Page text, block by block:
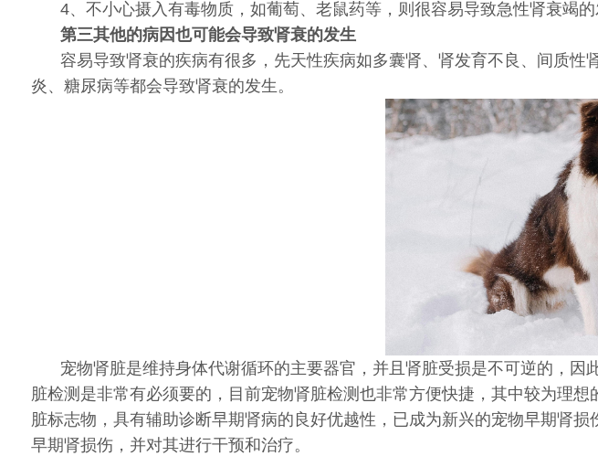
4、不小心摄入有毒物质，如葡萄、老鼠药等，则很容易导致急性肾衰竭的
第三其他的病因也可能会导致肾衰的发生
容易导致肾衰的疾病有很多，先天性疾病如多囊肾、肾发育不良、间质
炎、糖尿病等都会导致肾衰的发生。
宠物肾脏是维持身体代谢循环的主要器官，并且肾脏受损是不可逆的，
脏检测是非常有必须要的，目前宠物肾脏检测也非常方便快捷，其中较为理
脏标志物，具有辅助诊断早期肾病的良好优越性，已成为新兴的宠物早期肾
早期肾损伤，并对其进行干预和治疗。